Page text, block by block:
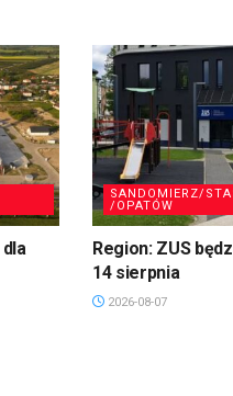
SANDOMIERZ/
/OPATÓW
Region: ZUS
14 sierpnia
2026-08-07